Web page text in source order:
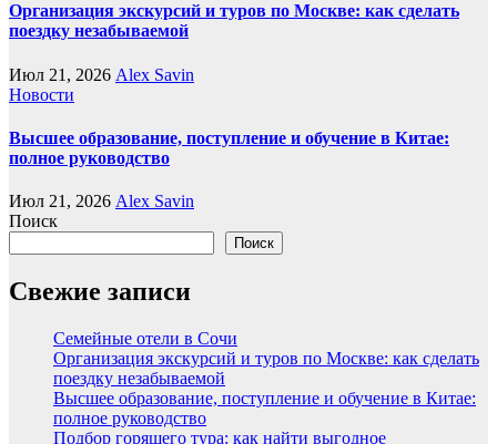
Организация экскурсий и туров по Москве: как сделать
поездку незабываемой
Июл 21, 2026 Alex Savin
Новости
Высшее образование, поступление и обучение в Китае:
полное руководство
Июл 21, 2026 Alex Savin
Поиск
Поиск
Свежие записи
Семейные отели в Сочи
Организация экскурсий и туров по Москве: как сделать
поездку незабываемой
Высшее образование, поступление и обучение в Китае:
полное руководство
Подбор горящего тура: как найти выгодное